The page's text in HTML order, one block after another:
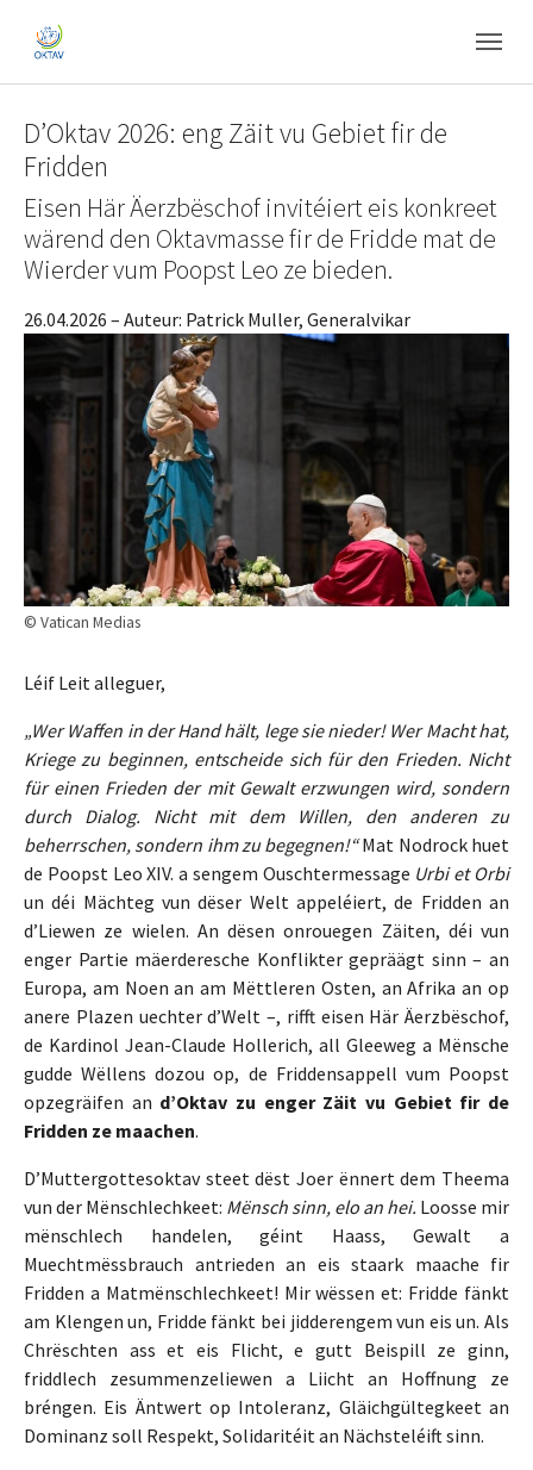
© Vatican Medias
D’Oktav 2026: eng Zäit vu Gebiet fir de
Fridden
Eisen Här Äerzbëschof invitéiert eis konkreet
wärend den Oktavmasse fir de Fridde mat de
Wierder vum Poopst Leo ze bieden.
26.04.2026 – Auteur: Patrick Muller, Generalvikar
Léif Leit alleguer,
„Wer Waffen in der Hand hält, lege sie nieder! Wer Macht hat,
Kriege zu beginnen, entscheide sich für den Frieden. Nicht
für einen Frieden der mit Gewalt erzwungen wird, sondern
durch Dialog. Nicht mit dem Willen, den anderen zu
beherrschen, sondern ihm zu begegnen!“Mat Nodrock huet
de Poopst Leo XIV. a sengem Ouschtermessage Urbi et Orbi
un déi Mächteg vun dëser Welt appeléiert, de Fridden an
d’Liewen ze wielen. An dësen onrouegen Zäiten, déi vun
enger Partie mäerderesche Konflikter gepräägt sinn – an
Europa, am Noen an am Mëttleren Osten, an Afrika an op
anere Plazen uechter d’Welt –, rifft eisen Här Äerzbëschof,
de Kardinol Jean-Claude Hollerich, all Gleeweg a Mënsche
gudde Wëllens dozou op, de Friddensappell vum Poopst
opzegräifen an d’Oktav zu enger Zäit vu Gebiet fir de
Fridden ze maachen.
D’Muttergottesoktav steet dëst Joer ënnert dem Theema
vun der Mënschlechkeet: Mënsch sinn, elo an hei. Loosse mir
mënschlech handelen, géint Haass, Gewalt a
Muechtmëssbrauch antrieden an eis staark maache fir
Fridden a Matmënschlechkeet! Mir wëssen et: Fridde fänkt
am Klengen un, Fridde fänkt bei jidderengem vun eis un. Als
Chrëschten ass et eis Flicht, e gutt Beispill ze ginn,
friddlech zesummenzeliewen a Liicht an Hoffnung ze
bréngen. Eis Äntwert op Intoleranz, Gläichgültegkeet an
Dominanz soll Respekt, Solidaritéit an Nächsteléift sinn.